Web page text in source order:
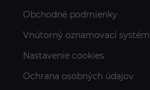
Obchodné podmienky
Vnútorný oznamovací systém
Nastavenie cookies
Ochrana osobných údajov